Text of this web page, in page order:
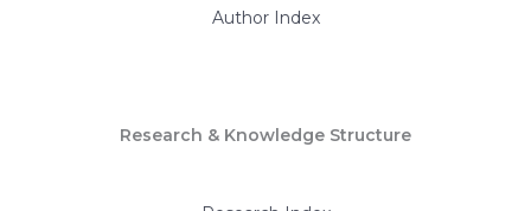
Author Index
Research & Knowledge Structure